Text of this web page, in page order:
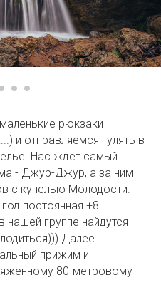
рюкзаки
и отправляемся гулять в
Нас ждет самый
- Джур-Джур, а за ним
с купелью Молодости.
постоянная +8
группе найдутся
Далее
прижим и
80-метровому